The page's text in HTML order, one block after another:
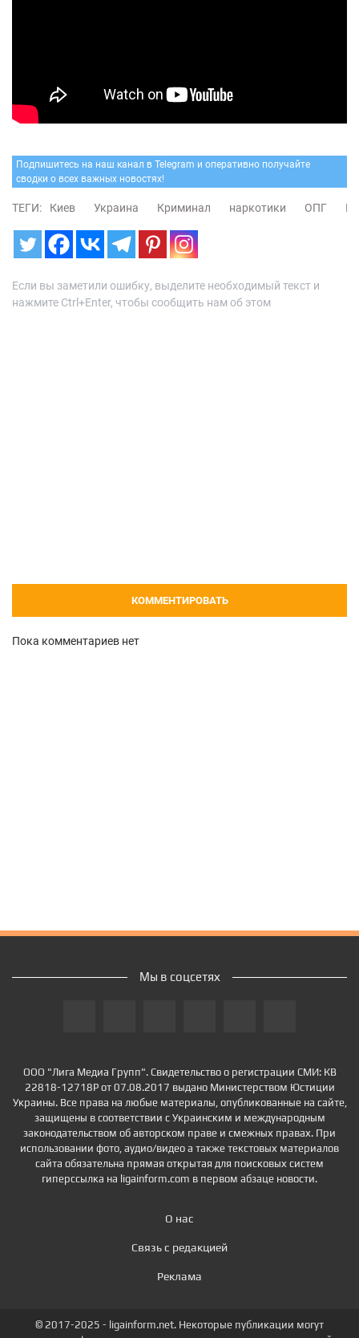
Подпишитесь на наш канал в Telegram и оперативно получайте
сводки о всех важных новостях!
ТЕГИ: Киев Украина Криминал наркотики ОПГ
Если вы заметили ошибку, выделите необходимый текст и
нажмите Ctrl+Enter, чтобы сообщить нам об этом
КОММЕНТИРОВАТЬ
Пока комментариев нет
ООО "Лига Медиа Групп". Свидетельство о регистрации СМИ: КВ
22818-12718Р от 07.08.2017 выдано Министерством Юстиции
Украины. Все права на любые материалы, опубликованные на сайте,
защищены в соответствии с Украинским и международным
законодательством об авторском праве и смежных правах. При
использовании фото, аудио/видео а также текстовых материалов
сайта обязательна прямая открытая для поисковых систем
гиперссылка на ligainform.com в первом абзаце новости.
О нас
Связь с редакцией
Реклама
Мы в соцсетях
© 2017-2025 - ligainform.net. Некоторые публикации могут